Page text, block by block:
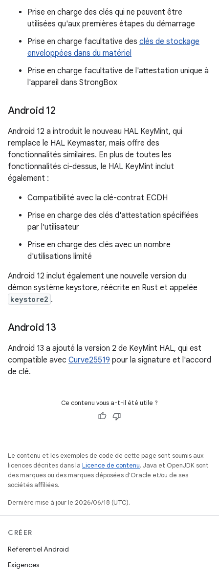
Prise en charge des clés qui ne peuvent être
utilisées qu'aux premières étapes du démarrage
Prise en charge facultative des clés de stockage
enveloppées dans du matériel
Prise en charge facultative de l'attestation unique à
l'appareil dans StrongBox
Android 12
Android 12 a introduit le nouveau HAL KeyMint, qui
remplace le HAL Keymaster, mais offre des
fonctionnalités similaires. En plus de toutes les
fonctionnalités ci-dessus, le HAL KeyMint inclut
également :
Compatibilité avec la clé-contrat ECDH
Prise en charge des clés d'attestation spécifiées
par l'utilisateur
Prise en charge des clés avec un nombre
d'utilisations limité
Android 12 inclut également une nouvelle version du
démon système keystore, réécrite en Rust et appelée
keystore2 .
Android 13
Android 13 a ajouté la version 2 de KeyMint HAL, qui est
compatible avec Curve25519 pour la signature et l'accord
de clé.
Ce contenu vous a-t-il été utile ?
Le contenu et les exemples de code de cette page sont soumis aux
licences décrites dans la Licence de contenu. Java et OpenJDK sont
des marques ou des marques déposées d'Oracle et/ou de ses
sociétés affiliées.
Dernière mise à jour le 2026/06/18 (UTC).
CRÉER
Référentiel Android
Exigences